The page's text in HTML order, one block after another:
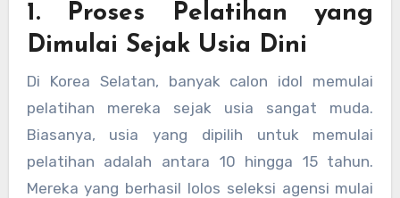
1. Proses Pelatihan yang
Dimulai Sejak Usia Dini
Di Korea Selatan, banyak calon idol memulai
pelatihan mereka sejak usia sangat muda.
Biasanya, usia yang dipilih untuk memulai
pelatihan adalah antara 10 hingga 15 tahun.
Mereka yang berhasil lolos seleksi agensi mulai